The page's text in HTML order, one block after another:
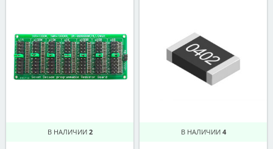
В НАЛИЧИИ 2 В НАЛИЧИИ 4